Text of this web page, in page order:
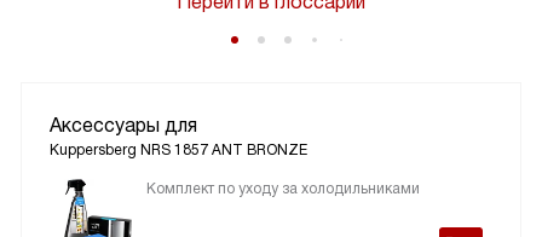
Аксессуары для
Kuppersberg NRS 1857 ANT BRONZE
Комплект по уходу за холодильниками